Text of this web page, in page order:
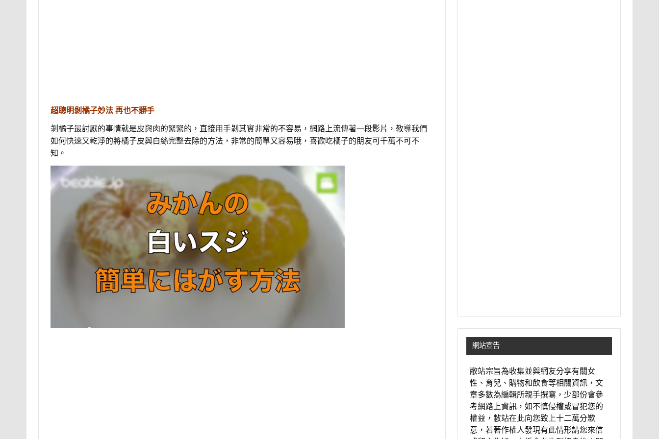
超聰明剝橘子妙法 再也不髒手
剝橘子最討厭的事情就是皮與肉的緊緊的，直接用手剝其實非常的不容易，網路上流傳著一段影片，教導我們
如何快速又乾淨的將橘子皮與白絲完整去除的方法，非常的簡單又容易哦，喜歡吃橘子的朋友可千萬不可不
知。
網站宣告
敝站宗旨為收集並與網友分享有關女
性、育兒、購物和飲食等相關資訊，文
章多數為編輯所親手撰寫，少部份會參
考網路上資訊，如不慎侵權或冒犯您的
權益，敝站在此向您致上十二萬分歉
意，若著作權人發現有此情形請您來信